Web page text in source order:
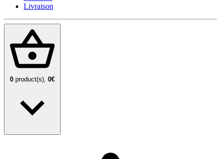
Livraison
0 product(s), 0€